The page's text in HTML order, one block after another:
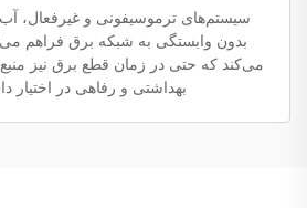
سیستم‌های ترموسیفونی و غیرفعال،
بدون وابستگی به شبکه برق فراهم
می‌کند که حتی در زمان قطع برق نیز
بهداشتی و رفاهی در اختیار